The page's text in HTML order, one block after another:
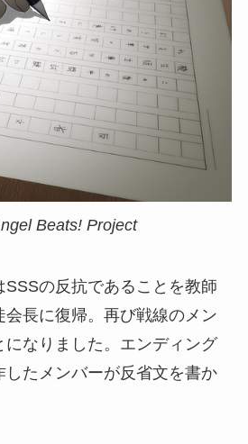
Beats! Project
の反抗であることを教師
会長に復帰。再び戦線のメン
なりました。エンディング
したメンバーが反省文を書か